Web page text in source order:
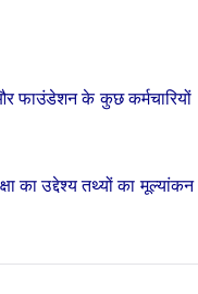
फाउंडेशन के कुछ कर्मचारियों
का उद्देश्य तथ्यों का मूल्यांकन